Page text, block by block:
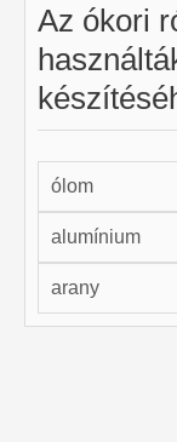
Az ókori
ólom
alumínium
arany